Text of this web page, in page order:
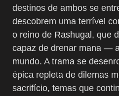
destinos de ambos se
descobrem uma terrível
o reino de Rashugal, que
capaz de drenar mana —
mundo. A trama se
épica repleta de dilemas
sacrifício, temas que